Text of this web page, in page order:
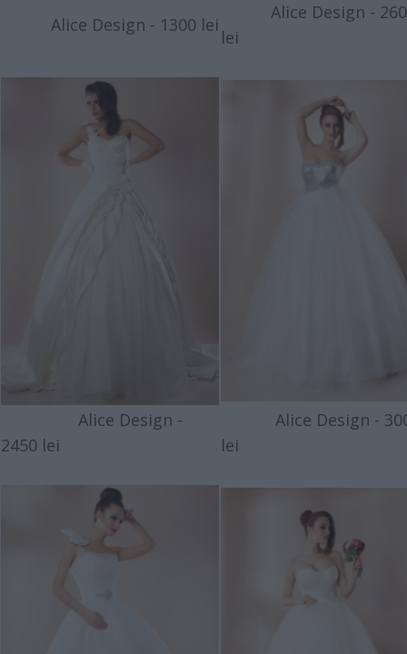
Alice Design - 1300 lei
Alice Design -
lei
Alice Design -
2450 lei
Alice Design -
lei